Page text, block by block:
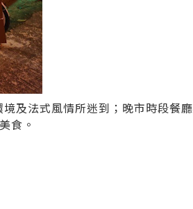
及法式風情所迷到；晚市時段餐廳
食。